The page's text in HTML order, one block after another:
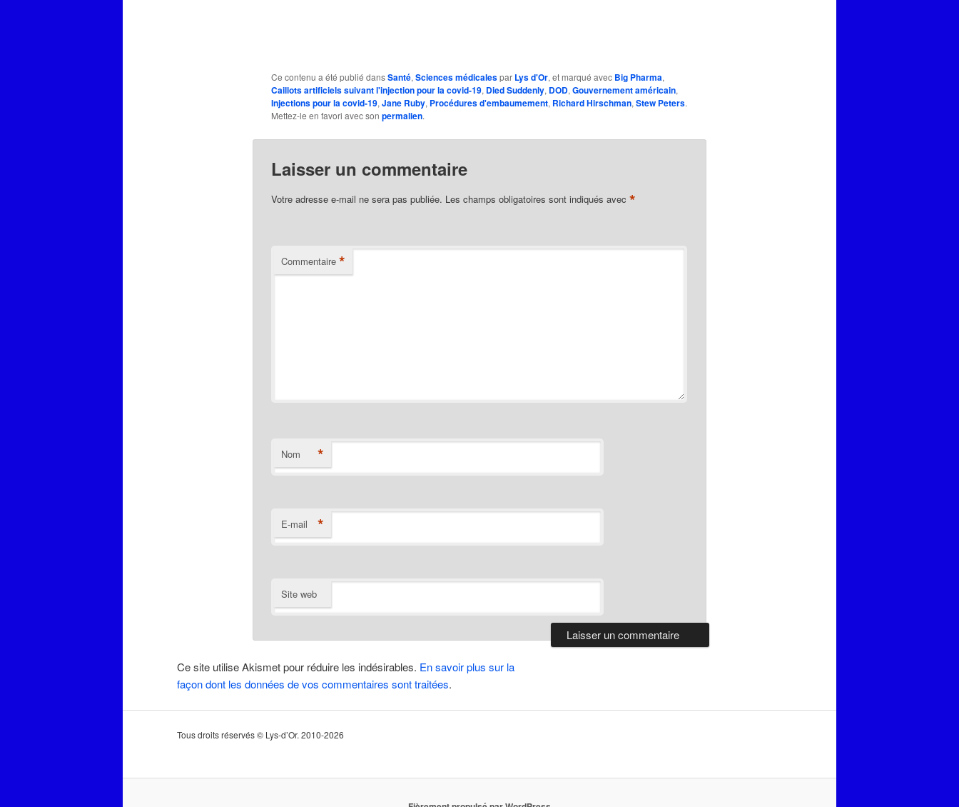
Ce contenu a été publié dansSanté, Sciences médicalespar Lys d'Or, et marqué avec Big Pharma,
Caillots artificiels suivant l'injection pour la covid-19, Died Suddenly, DOD, Gouvernement américain,
Injections pour la covid-19, Jane Ruby, Procédures d'embaumement, Richard Hirschman, Stew Peters.
Mettez-le en favori avec son permalien.
Laisser un commentaire
Votre adresse e-mail ne sera pas publiée. Les champs obligatoires sont indiqués avec *
Commentaire *
Nom *
E-mail *
Site web
Ce site utilise Akismet pour réduire les indésirables. En savoir plus sur la
façon dont les données de vos commentaires sont traitées.
Tous droits réservés © Lys-d’Or. 2010-2026